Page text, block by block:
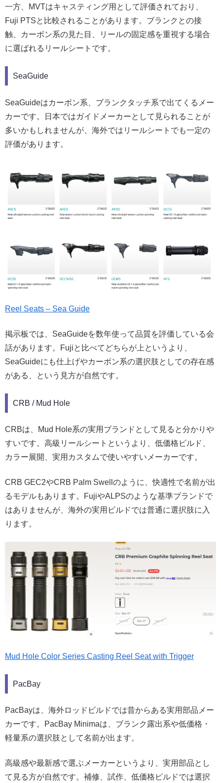
一方、MVTはキャスティング用として評価されており、
Fuji PTSと比較されることがあります。ブランクとの接
触、カーボン系の見た目、リールの固定感を重視する場合
に選ばれるリールシートです。
SeaGuide
SeaGuideはカーボン系、ブランクタッチ系で出てくるメー
カーです。日本ではガイドメーカーとして見られることが
多いかもしれませんが、海外ではリールシートでも一定の
評価があります。
Reel Seats – Sea Guide
掲示板では、SeaGuideを数年使って品質を評価している会
話があります。Fujiと比べてどちらが上というより、
SeaGuideにも仕上げやカーボン系の選択肢としての存在感
がある、という見方が自然です。
CRB / Mud Hole
CRBは、Mud Hole系の実用ブランドとして見ると分かりや
すいです。高級リールシートというより、低価格ビルド、
カラー展開、実用カスタムで使いやすいメーカーです。
CRB GEC2やCRB Palm Swellのように、快適性で名前が出
るモデルもあります。FujiやALPSのような基準ブランドで
はありませんが、海外の実用ビルドでは普通に選択肢に入
ります。
Mud Hole Color Series Casting Reel Seat with Trigger
PacBay
PacBayは、海外ロッドビルドでは昔からある実用部品メー
カーです。PacBay Minimaは、ブランク露出系や低価格・
軽量系の選択肢として名前が出ます。
高級感や最新感で選ぶメーカーというより、実用部品とし
て見る方が自然です。補修、試作、低価格ビルドでは選択